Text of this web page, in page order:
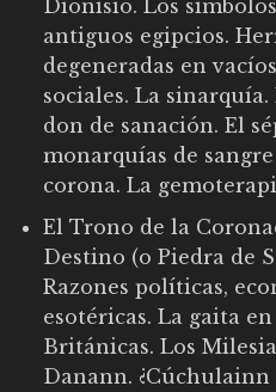
Dionisio. Los
antiguos egipcios.
degeneradas en
sociales. La
don de sanación. El
monarquías de
corona. La
El Trono de la
Destino (o Piedra de
Razones políticas,
esotéricas. La gaita
Británicas. Los
Danann. ¿Cúchulainn